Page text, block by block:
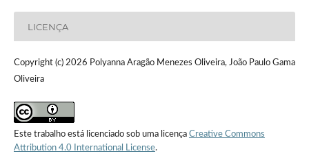
LICENÇA
Copyright (c) 2026 Polyanna Aragão Menezes Oliveira, João Paulo Gama
Oliveira
Este trabalho está licenciado sob uma licença Creative Commons
Attribution 4.0 International License.